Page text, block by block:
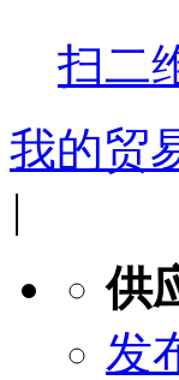
扫二
我的贸
|
供
发